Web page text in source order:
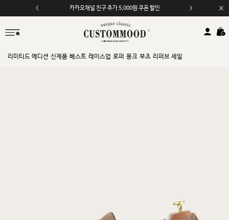
모바일 앱 자동 2,000원 할인
리미티드 에디션 신제품 베스트 레이스업 로퍼 몽크 부츠 리퍼브 세일